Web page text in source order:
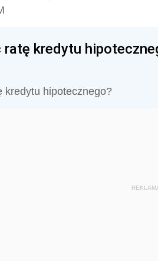
ratę kredytu
kredytu hipotecznego?